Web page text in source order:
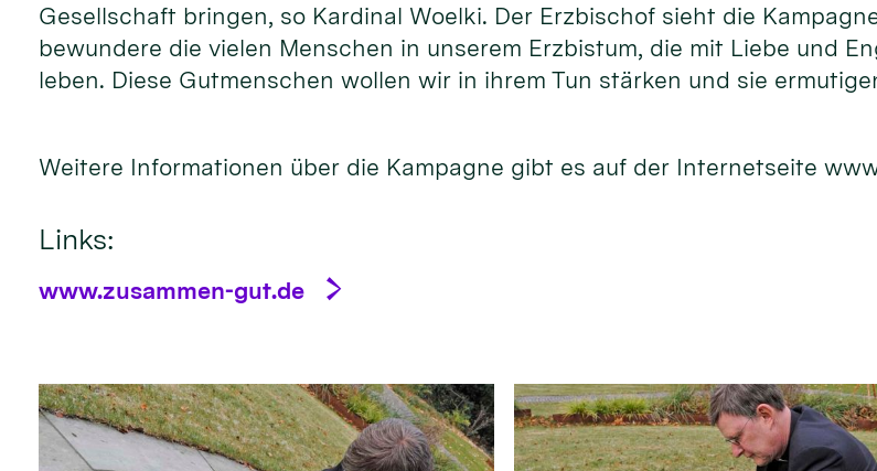
Gesellschaft bringen, so Kardinal Woelki. Der Erzbischof sieht die
bewundere die vielen Menschen in unserem Erzbistum, die mit Liebe und
leben. Diese Gutmenschen wollen wir in ihrem Tun stärken und sie
Weitere Informationen über die Kampagne gibt es auf der Internetseite
Links:
www.zusammen-gut.de